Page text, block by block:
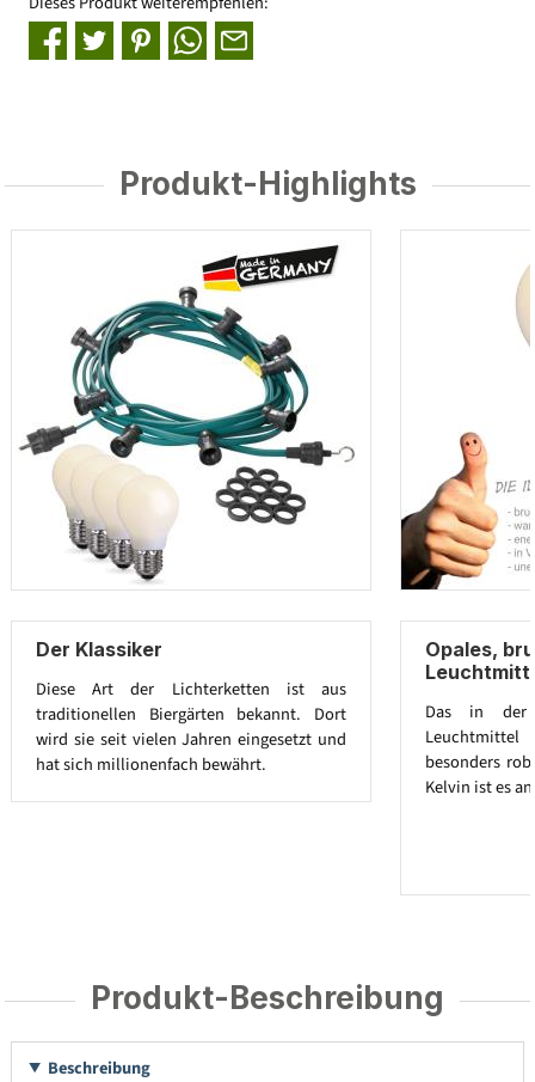
Produkt-Highlights
Der Klassiker
Diese Art der Lichterketten ist aus
traditionellen Biergärten bekannt. Dort
wird sie seit vielen Jahren eingesetzt und
hat sich millionenfach bewährt.
Opales,
Das in der
besonders
Kelvin ist es
Produkt-Beschreibung
Beschreibung